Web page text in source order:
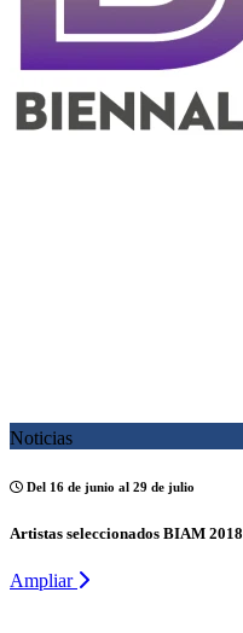
Noticias
Del 16 de junio al 29 de julio
Artistas seleccionados BIAM 2018
Ampliar